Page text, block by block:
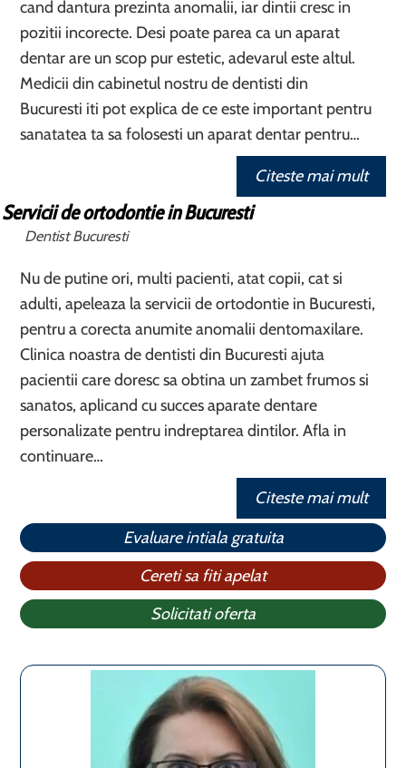
cand dantura prezinta anomalii, iar dintii cresc in
pozitii incorecte. Desi poate parea ca un aparat
dentar are un scop pur estetic, adevarul este altul.
Medicii din cabinetul nostru de dentisti din
Bucuresti iti pot explica de ce este important pentru
sanatatea ta sa folosesti un aparat dentar pentru…
Citeste mai mult
Servicii de ortodontie in Bucuresti
Dentist Bucuresti
Nu de putine ori, multi pacienti, atat copii, cat si
adulti, apeleaza la servicii de ortodontie in Bucuresti,
pentru a corecta anumite anomalii dentomaxilare.
Clinica noastra de dentisti din Bucuresti ajuta
pacientii care doresc sa obtina un zambet frumos si
sanatos, aplicand cu succes aparate dentare
personalizate pentru indreptarea dintilor. Afla in
continuare…
Citeste mai mult
Evaluare intiala gratuita
Cereti sa fiti apelat
Solicitati oferta